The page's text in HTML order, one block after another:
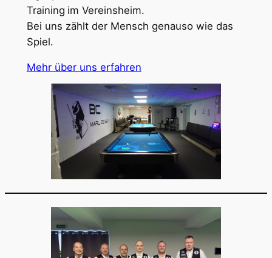
Training im Vereinsheim.
Bei uns zählt der Mensch genauso wie das
Spiel.
Mehr über uns erfahren